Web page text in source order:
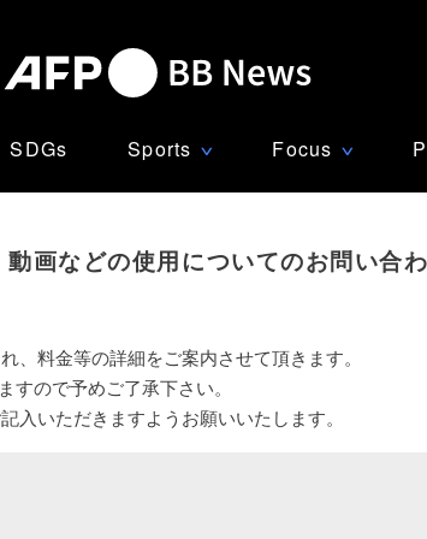
SDGs Sports ∨ Focus ∨
動画などの使用についてのお問い合
、料金等の詳細をご案内させて頂きます。
すので予めご了承下さい。
入いただきますようお願いいたします。